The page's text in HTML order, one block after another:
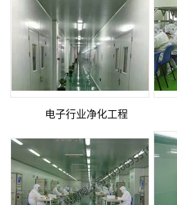
电子行业净化工程